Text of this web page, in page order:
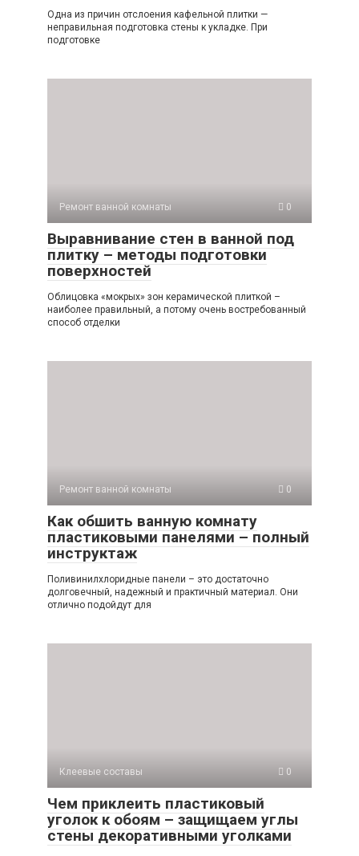
Одна из причин отслоения кафельной плитки —
неправильная подготовка стены к укладке. При
подготовке
Ремонт ванной комнаты 0
Выравнивание стен в ванной под
плитку – методы подготовки
поверхностей
Облицовка «мокрых» зон керамической плиткой –
наиболее правильный, а потому очень востребованный
способ отделки
Ремонт ванной комнаты 0
Как обшить ванную комнату
пластиковыми панелями – полный
инструктаж
Поливинилхлоридные панели – это достаточно
долговечный, надежный и практичный материал. Они
отлично подойдут для
Клеевые составы 0
Чем приклеить пластиковый
уголок к обоям – защищаем углы
стены декоративными уголками